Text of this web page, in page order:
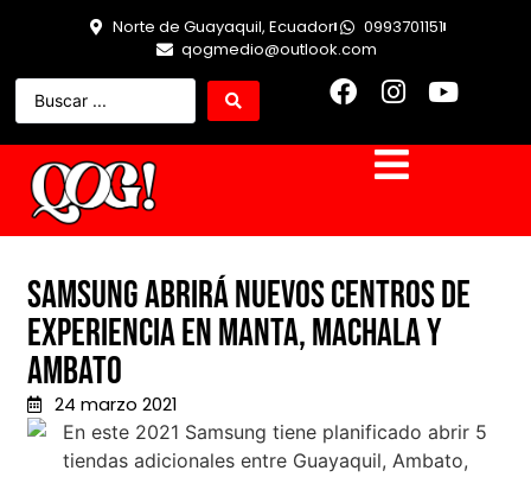
Norte de Guayaquil, Ecuador
0993701151
qogmedio@outlook.com
Samsung abrirá nuevos centros de
experiencia en Manta, Machala y
Ambato
24 marzo 2021